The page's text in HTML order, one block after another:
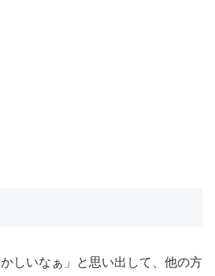
しいなぁ」と思い出して、他の方